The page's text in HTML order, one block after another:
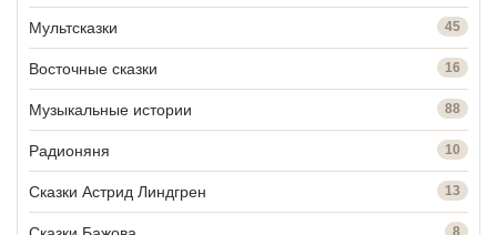
Мультсказки 45
Восточные сказки 16
Музыкальные истории 88
Радионяня 10
Сказки Астрид Линдгрен 13
8